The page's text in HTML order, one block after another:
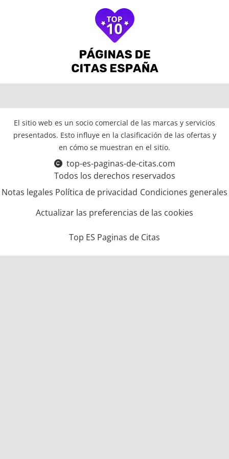
El sitio web es un socio comercial de las marcas y servicios
presentados. Esto influye en la clasificación de las ofertas y
en cómo se muestran en el sitio.
top-es-paginas-de-citas.com
Todos los derechos reservados
Notas legales Política de privacidad Condiciones generales
Actualizar las preferencias de las cookies
Top ES Paginas de Citas